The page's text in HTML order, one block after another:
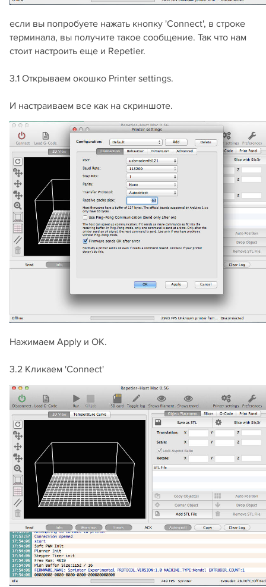
если вы попробуете нажать кнопку 'Connect', в строке
терминала, вы получите такое сообщение. Так что нам
стоит настроить еще и Repetier.
3.1 Открываем окошко Printer settings.
И настраиваем все как на скриншоте.
Нажимаем Apply и OK.
3.2 Кликаем 'Connect'